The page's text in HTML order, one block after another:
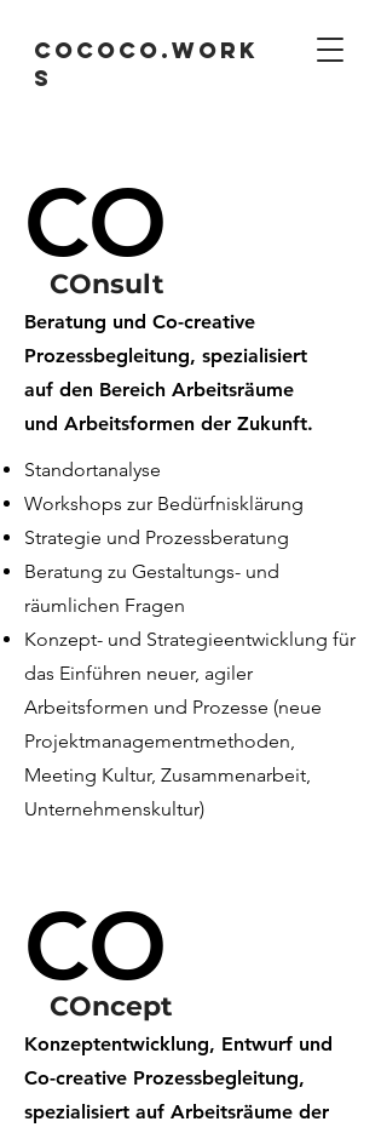
cococo.work
s
COnsult
CO
Beratung und Co-creative
Prozessbegleitung, spezialisiert
auf den Bereich Arbeitsräume
und Arbeitsformen der Zukunft.
Standortanalyse
Workshops zur Bedürfnisklärung
Strategie und Prozessberatung
Beratung zu Gestaltungs- und
räumlichen Fragen
Konzept- und Strategieentwicklung für
das Einführen neuer, agiler
Arbeitsformen und Prozesse (neue
Projektmanagementmethoden,
Meeting Kultur, Zusammenarbeit,
Unternehmenskultur)
CO
COncept
Konzeptentwicklung, Entwurf und
Co-creative Prozessbegleitung,
spezialisiert auf Arbeitsräume der